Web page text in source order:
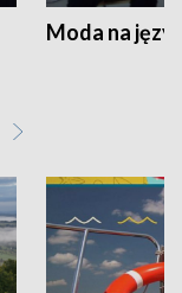
Moda na